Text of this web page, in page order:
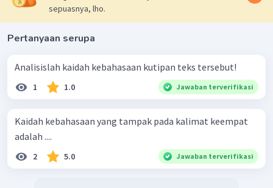
sepuasnya, lho.
Pertanyaan serupa
Analisislah kaidah kebahasaan kutipan teks tersebut!
1 1.0 Jawaban terverifikasi
Kaidah kebahasaan yang tampak pada kalimat keempat
adalah ....
2 5.0 Jawaban terverifikasi